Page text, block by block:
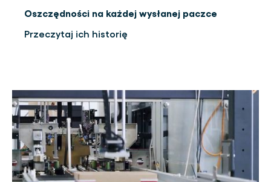
Oszczędności na każdej wysłanej paczce
Przeczytaj ich historię